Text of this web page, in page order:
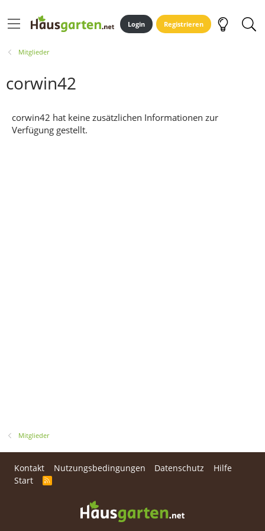
Login Registrieren
Mitglieder
corwin42
corwin42 hat keine zusätzlichen Informationen zur
Verfügung gestellt.
Mitglieder
Kontakt Nutzungsbedingungen Datenschutz
Hilfe
Start
R